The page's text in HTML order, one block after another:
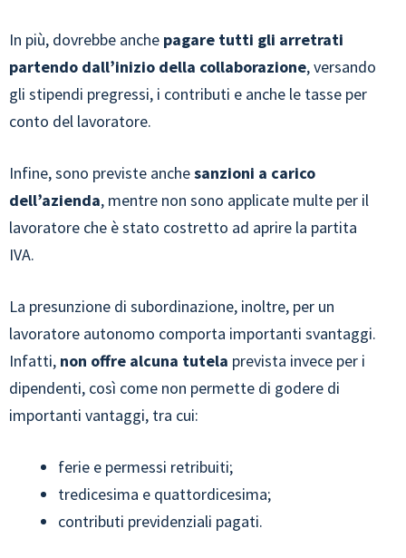
In più, dovrebbe anche pagare tutti gli arretrati
partendo dall’inizio della collaborazione, versando
gli stipendi pregressi, i contributi e anche le tasse per
conto del lavoratore.
Infine, sono previste anchesanzioni a carico
dell’azienda, mentre non sono applicate multe per il
lavoratore che è stato costretto ad aprire la partita
IVA.
La presunzione di subordinazione, inoltre, per un
lavoratore autonomo comporta importanti svantaggi.
Infatti, non offre alcuna tutela prevista invece per i
dipendenti, così come non permette di godere di
importanti vantaggi, tra cui:
ferie e permessi retribuiti;
tredicesima e quattordicesima;
contributi previdenziali pagati.